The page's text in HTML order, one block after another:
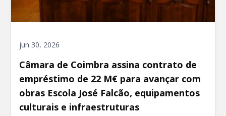
jun 30, 2026
Câmara de Coimbra assina contrato de
empréstimo de 22 M€ para avançar com
obras Escola José Falcão, equipamentos
culturais e infraestruturas